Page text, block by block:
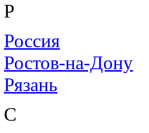
Р
Россия
Ростов-на-Дону
Рязань
С